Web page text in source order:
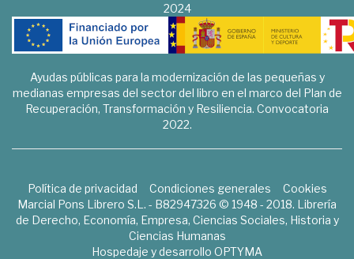
2024
Ayudas públicas para la modernización de las pequeñas y
medianas empresas del sector del libro en el marco del Plan de
Recuperación, Transformación y Resiliencia. Convocatoria
2022.
Política de privacidad Condiciones generales
Cookies
Marcial Pons Librero S.L. - B82947326 © 1948 - 2018. Librería
de Derecho, Economía, Empresa, Ciencias Sociales, Historia y
Ciencias Humanas
Hospedaje y desarrollo OPTYMA